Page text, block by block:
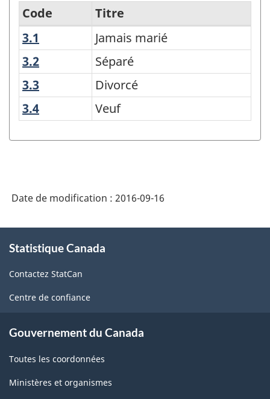
Classification
de
l'état
matrimonial
-
variante
titre
fins
diffusion
-
de
la
classification
Code
Titre
3.1
Jamais mariéJamais marié
3.2
Séparé
3.3
Divorcé
3.4
Veuf
Date de modification : 2016-09-16
propos
ce
site
Statistique Canada
Contactez StatCan
Centre de confiance
Gouvernement du Canada
Toutes les coordonnées
Ministères et organismes